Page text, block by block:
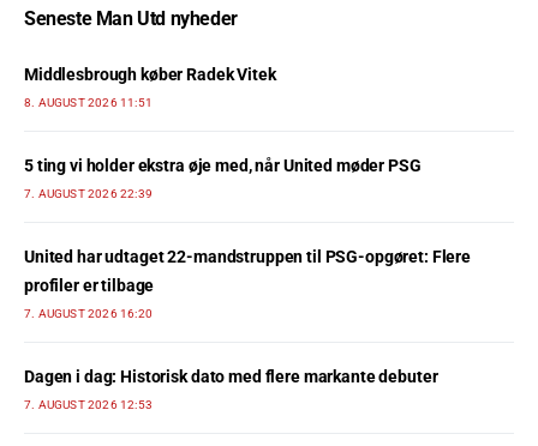
Seneste Man Utd nyheder
Middlesbrough køber Radek Vitek
8. AUGUST 2026 11:51
5 ting vi holder ekstra øje med, når United møder PSG
7. AUGUST 2026 22:39
United har udtaget 22-mandstruppen til PSG-opgøret: Flere
profiler er tilbage
7. AUGUST 2026 16:20
Dagen i dag: Historisk dato med flere markante debuter
7. AUGUST 2026 12:53